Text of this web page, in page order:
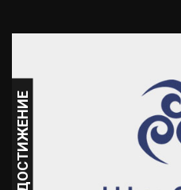
ДОСТИЖЕНИЕ